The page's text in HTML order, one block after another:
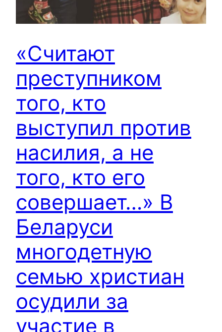
«Считают
преступником
того, кто
выступил против
насилия, а не
того, кто его
совершает…» В
Беларуси
многодетную
семью христиан
осудили за
участие в